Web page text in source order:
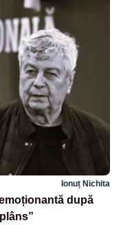
Ionuț Nichita
după